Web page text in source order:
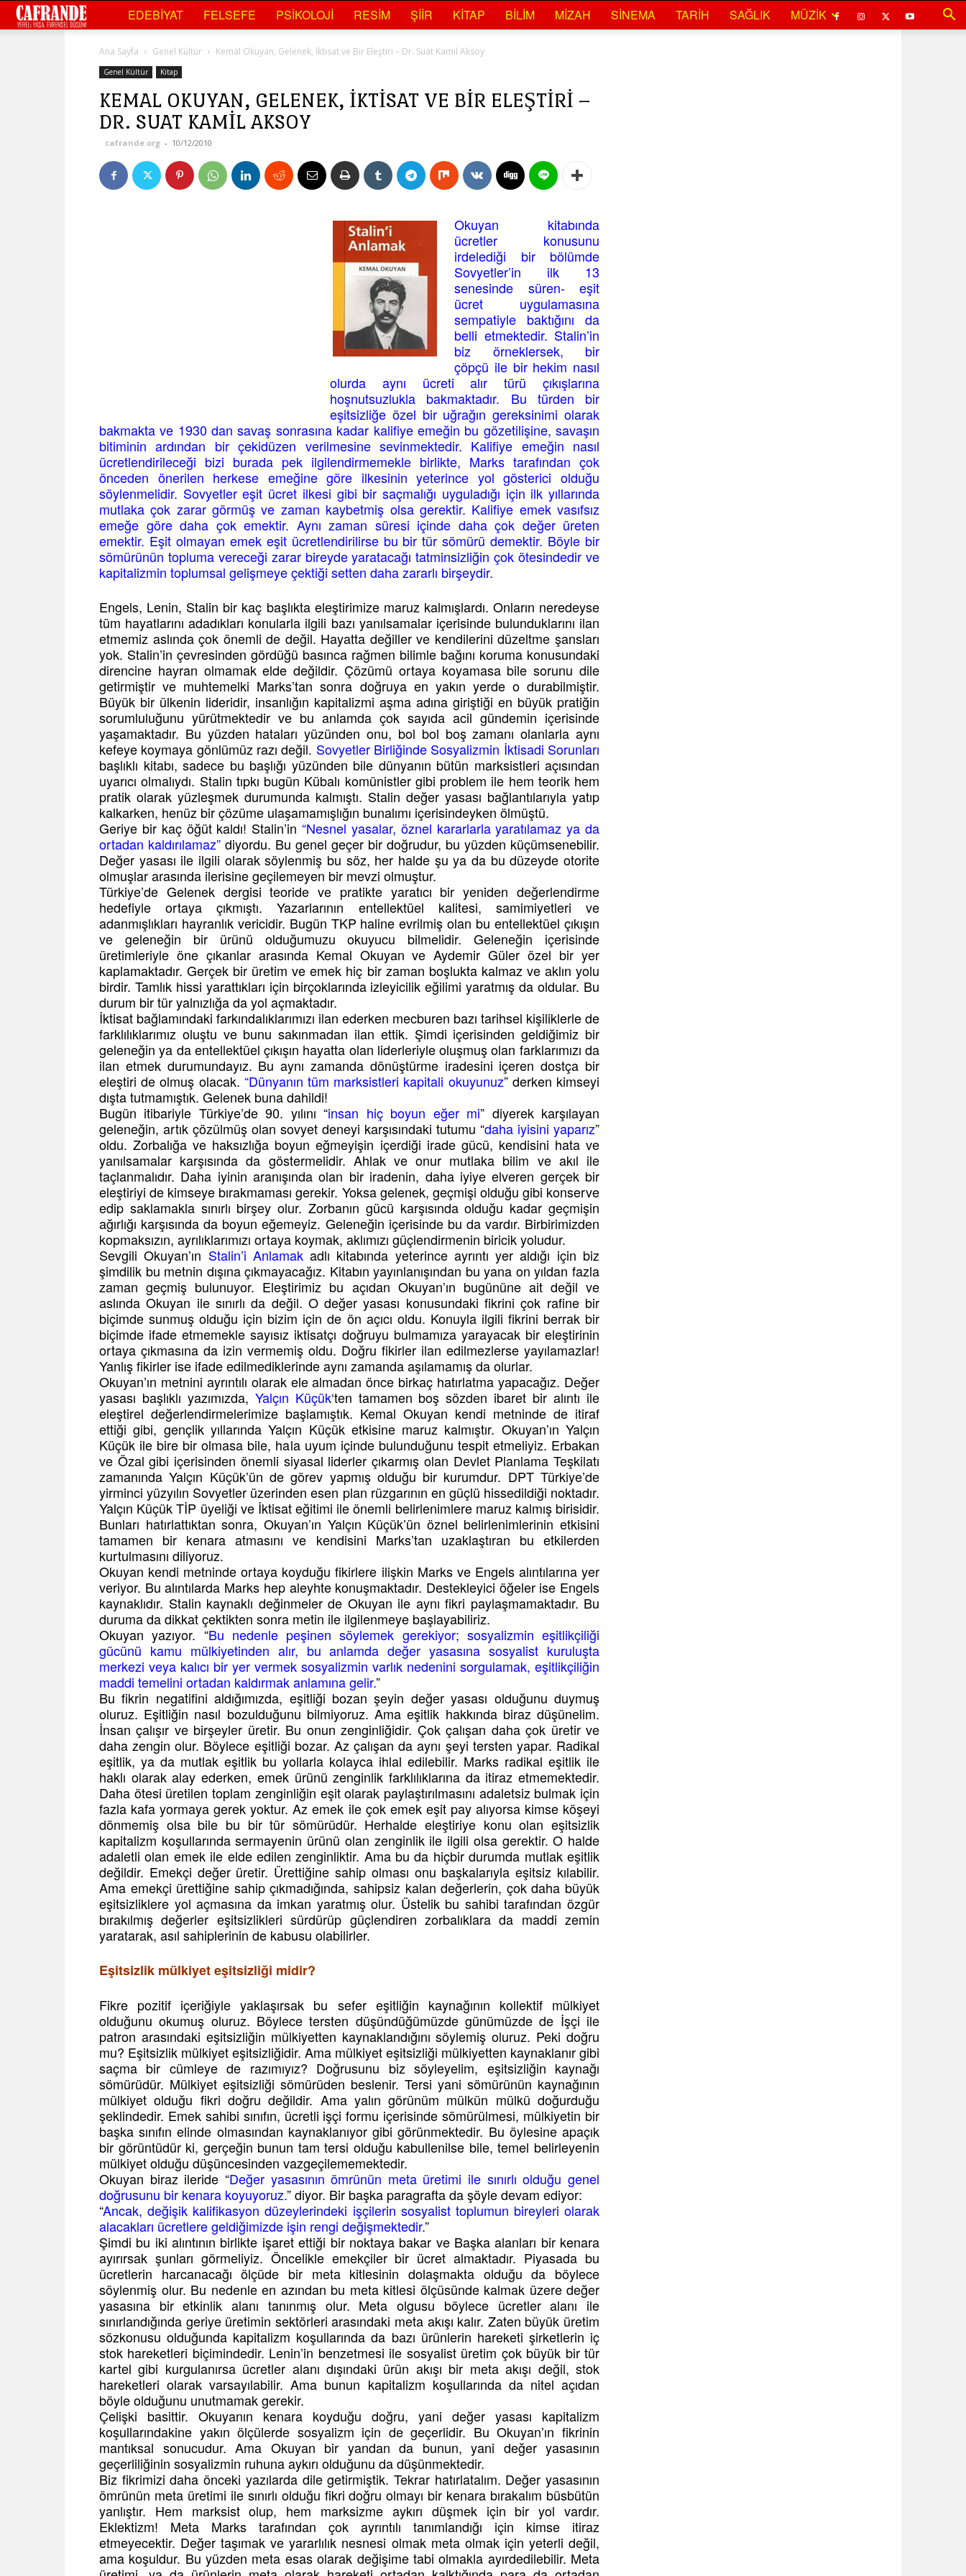
Cafrande
Sanat
EDEBIYAT FELSEFE PSIKOLOJI RESIM ŞIIR KITAP BILIM MIZAH SINEMA TARIH SAĞLIK MÜZIK
Ana Sayfa Genel Kültür Kemal Okuyan, Gelenek, İktisat ve Bir Eleştiri – Dr. Suat Kamil Aksoy
Genel Kültür Kitap
KEMAL OKUYAN, GELENEK, İKTISAT VE BIR ELEŞTIRI –
DR. SUAT KAMIL AKSOY
cafrande.org - 10/12/2010
Okuyan kitabında
ücretler konusunu
irdelediği bir bölümde
Sovyetler’in ilk 13
senesinde süren- eşit
ücret uygulamasına
sempatiyle baktığını da
belli etmektedir. Stalin’in
biz örneklersek, bir
çöpçü ile bir hekim nasıl
olurda aynı ücreti alır türü çıkışlarına
hoşnutsuzlukla bakmaktadır. Bu türden bir
eşitsizliğe özel bir uğrağın gereksinimi olarak
bakmakta ve 1930 dan savaş sonrasına kadar kalifiye emeğin bu gözetilişine, savaşın
bitiminin ardından bir çekidüzen verilmesine sevinmektedir. Kalifiye emeğin nasıl
ücretlendirileceği bizi burada pek ilgilendirmemekle birlikte, Marks tarafından çok
önceden önerilen herkese emeğine göre ilkesinin yeterince yol gösterici olduğu
söylenmelidir. Sovyetler eşit ücret ilkesi gibi bir saçmalığı uyguladığı için ilk yıllarında
mutlaka çok zarar görmüş ve zaman kaybetmiş olsa gerektir. Kalifiye emek vasıfsız
emeğe göre daha çok emektir. Aynı zaman süresi içinde daha çok değer üreten
emektir. Eşit olmayan emek eşit ücretlendirilirse bu bir tür sömürü demektir. Böyle bir
sömürünün topluma vereceği zarar bireyde yaratacağı tatminsizliğin çok ötesindedir ve
kapitalizmin toplumsal gelişmeye çektiği setten daha zararlı birşeydir.
Engels, Lenin, Stalin bir kaç başlıkta eleştirimize maruz kalmışlardı. Onların neredeyse
tüm hayatlarını adadıkları konularla ilgili bazı yanılsamalar içerisinde bulunduklarını ilan
etmemiz aslında çok önemli de değil. Hayatta değiller ve kendilerini düzeltme şansları
yok. Stalin’in çevresinden gördüğü basınca rağmen bilimle bağını koruma konusundaki
direncine hayran olmamak elde değildir. Çözümü ortaya koyamasa bile sorunu dile
getirmiştir ve muhtemelki Marks’tan sonra doğruya en yakın yerde o durabilmiştir.
Büyük bir ülkenin lideridir, insanlığın kapitalizmi aşma adına giriştiği en büyük pratiğin
sorumluluğunu yürütmektedir ve bu anlamda çok sayıda acil gündemin içerisinde
yaşamaktadır. Bu yüzden hataları yüzünden onu, bol bol boş zamanı olanlarla aynı
kefeye koymaya gönlümüz razı değil. Sovyetler Birliğinde Sosyalizmin İktisadi Sorunları
başlıklı kitabı, sadece bu başlığı yüzünden bile dünyanın bütün marksistleri açısından
uyarıcı olmalıydı. Stalin tıpkı bugün Kübalı komünistler gibi problem ile hem teorik hem
pratik olarak yüzleşmek durumunda kalmıştı. Stalin değer yasası bağlantılarıyla yatıp
kalkarken, henüz bir çözüme ulaşamamışlığın bunalımı içerisindeyken ölmüştü.
Geriye bir kaç öğüt kaldı! Stalin’in “Nesnel yasalar, öznel kararlarla yaratılamaz ya da
ortadan kaldırılamaz” diyordu. Bu genel geçer bir doğrudur, bu yüzden küçümsenebilir.
Değer yasası ile ilgili olarak söylenmiş bu söz, her halde şu ya da bu düzeyde otorite
olmuşlar arasında ilerisine geçilemeyen bir mevzi olmuştur.
Türkiye’de Gelenek dergisi teoride ve pratikte yaratıcı bir yeniden değerlendirme
hedefiyle ortaya çıkmıştı. Yazarlarının entellektüel kalitesi, samimiyetleri ve
adanmışlıkları hayranlık vericidir. Bugün TKP haline evrilmiş olan bu entellektüel çıkışın
ve geleneğin bir ürünü olduğumuzu okuyucu bilmelidir. Geleneğin içerisinde
üretimleriyle öne çıkanlar arasında Kemal Okuyan ve Aydemir Güler özel bir yer
kaplamaktadır. Gerçek bir üretim ve emek hiç bir zaman boşlukta kalmaz ve aklın yolu
birdir. Tamlık hissi yarattıkları için birçoklarında izleyicilik eğilimi yaratmış da oldular. Bu
durum bir tür yalnızlığa da yol açmaktadır.
İktisat bağlamındaki farkındalıklarımızı ilan ederken mecburen bazı tarihsel kişiliklerle de
farklılıklarımız oluştu ve bunu sakınmadan ilan ettik. Şimdi içerisinden geldiğimiz bir
geleneğin ya da entellektüel çıkışın hayatta olan liderleriyle oluşmuş olan farklarımızı da
ilan etmek durumundayız. Bu aynı zamanda dönüştürme iradesini içeren dostça bir
eleştiri de olmuş olacak. “Dünyanın tüm marksistleri kapitali okuyunuz” derken kimseyi
dışta tutmamıştık. Gelenek buna dahildi!
Bugün itibariyle Türkiye’de 90. yılını “insan hiç boyun eğer mi” diyerek karşılayan
geleneğin, artık çözülmüş olan sovyet deneyi karşısındaki tutumu “daha iyisini yaparız”
oldu. Zorbalığa ve haksızlığa boyun eğmeyişin içerdiği irade gücü, kendisini hata ve
yanılsamalar karşısında da göstermelidir. Ahlak ve onur mutlaka bilim ve akıl ile
taçlanmalıdır. Daha iyinin aranışında olan bir iradenin, daha iyiye elveren gerçek bir
eleştiriyi de kimseye bırakmaması gerekir. Yoksa gelenek, geçmişi olduğu gibi konserve
edip saklamakla sınırlı birşey olur. Zorbanın gücü karşısında olduğu kadar geçmişin
ağırlığı karşısında da boyun eğemeyiz. Geleneğin içerisinde bu da vardır. Birbirimizden
kopmaksızın, ayrılıklarımızı ortaya koymak, aklımızı güçlendirmenin biricik yoludur.
Sevgili Okuyan’ın Stalin’i Anlamakadlı kitabında yeterince ayrıntı yer aldığı için biz
şimdilik bu metnin dışına çıkmayacağız. Kitabın yayınlanışından bu yana on yıldan fazla
zaman geçmiş bulunuyor. Eleştirimiz bu açıdan Okuyan’ın bugününe ait değil ve
aslında Okuyan ile sınırlı da değil. O değer yasası konusundaki fikrini çok rafine bir
biçimde sunmuş olduğu için bizim için de ön açıcı oldu. Konuyla ilgili fikrini berrak bir
biçimde ifade etmemekle sayısız iktisatçı doğruyu bulmamıza yarayacak bir eleştirinin
ortaya çıkmasına da izin vermemiş oldu. Doğru fikirler ilan edilmezlerse yayılamazlar!
Yanlış fikirler ise ifade edilmediklerinde aynı zamanda aşılamamış da olurlar.
Okuyan’ın metnini ayrıntılı olarak ele almadan önce birkaç hatırlatma yapacağız. Değer
yasası başlıklı yazımızda, Yalçın Küçük‘ten tamamen boş sözden ibaret bir alıntı ile
eleştirel değerlendirmelerimize başlamıştık. Kemal Okuyan kendi metninde de itiraf
ettiği gibi, gençlik yıllarında Yalçın Küçük etkisine maruz kalmıştır. Okuyan’ın Yalçın
Küçük ile bire bir olmasa bile, hala uyum içinde bulunduğunu tespit etmeliyiz. Erbakan
ve Özal gibi içerisinden önemli siyasal liderler çıkarmış olan Devlet Planlama Teşkilatı
zamanında Yalçın Küçük’ün de görev yapmış olduğu bir kurumdur. DPT Türkiye’de
yirminci yüzyılın Sovyetler üzerinden esen plan rüzgarının en güçlü hissedildiği noktadır.
Yalçın Küçük TİP üyeliği ve İktisat eğitimi ile önemli belirlenimlere maruz kalmış birisidir.
Bunları hatırlattıktan sonra, Okuyan’ın Yalçın Küçük’ün öznel belirlenimlerinin etkisini
tamamen bir kenara atmasını ve kendisini Marks’tan uzaklaştıran bu etkilerden
kurtulmasını diliyoruz.
Okuyan kendi metninde ortaya koyduğu fikirlere ilişkin Marks ve Engels alıntılarına yer
veriyor. Bu alıntılarda Marks hep aleyhte konuşmaktadır. Destekleyici öğeler ise Engels
kaynaklıdır. Stalin kaynaklı değinmeler de Okuyan ile aynı fikri paylaşmamaktadır. Bu
duruma da dikkat çektikten sonra metin ile ilgilenmeye başlayabiliriz.
Okuyan yazıyor. “Bu nedenle peşinen söylemek gerekiyor; sosyalizmin eşitlikçiliği
gücünü kamu mülkiyetinden alır, bu anlamda değer yasasına sosyalist kuruluşta
merkezi veya kalıcı bir yer vermek sosyalizmin varlık nedenini sorgulamak, eşitlikçiliğin
maddi temelini ortadan kaldırmak anlamına gelir.”
Bu fikrin negatifini aldığımızda, eşitliği bozan şeyin değer yasası olduğunu duymuş
oluruz. Eşitliğin nasıl bozulduğunu bilmiyoruz. Ama eşitlik hakkında biraz düşünelim.
İnsan çalışır ve birşeyler üretir. Bu onun zenginliğidir. Çok çalışan daha çok üretir ve
daha zengin olur. Böylece eşitliği bozar. Az çalışan da aynı şeyi tersten yapar. Radikal
eşitlik, ya da mutlak eşitlik bu yollarla kolayca ihlal edilebilir. Marks radikal eşitlik ile
haklı olarak alay ederken, emek ürünü zenginlik farklılıklarına da itiraz etmemektedir.
Daha ötesi üretilen toplam zenginliğin eşit olarak paylaştırılmasını adaletsiz bulmak için
fazla kafa yormaya gerek yoktur. Az emek ile çok emek eşit pay alıyorsa kimse köşeyi
dönmemiş olsa bile bu bir tür sömürüdür. Herhalde eleştiriye konu olan eşitsizlik
kapitalizm koşullarında sermayenin ürünü olan zenginlik ile ilgili olsa gerektir. O halde
adaletli olan emek ile elde edilen zenginliktir. Ama bu da hiçbir durumda mutlak eşitlik
değildir. Emekçi değer üretir. Ürettiğine sahip olması onu başkalarıyla eşitsiz kılabilir.
Ama emekçi ürettiğine sahip çıkmadığında, sahipsiz kalan değerlerin, çok daha büyük
eşitsizliklere yol açmasına da imkan yaratmış olur. Üstelik bu sahibi tarafından özgür
bırakılmış değerler eşitsizlikleri sürdürüp güçlendiren zorbalıklara da maddi zemin
yaratarak, asıl sahiplerinin de kabusu olabilirler.
Eşitsizlik mülkiyet eşitsizliği midir?
Fikre pozitif içeriğiyle yaklaşırsak bu sefer eşitliğin kaynağının kollektif mülkiyet
olduğunu okumuş oluruz. Böylece tersten düşündüğümüzde günümüzde de İşçi ile
patron arasındaki eşitsizliğin mülkiyetten kaynaklandığını söylemiş oluruz. Peki doğru
mu? Eşitsizlik mülkiyet eşitsizliğidir. Ama mülkiyet eşitsizliği mülkiyetten kaynaklanır gibi
saçma bir cümleye de razımıyız? Doğrusunu biz söyleyelim, eşitsizliğin kaynağı
sömürüdür. Mülkiyet eşitsizliği sömürüden beslenir. Tersi yani sömürünün kaynağının
mülkiyet olduğu fikri doğru değildir. Ama yalın görünüm mülkün mülkü doğurduğu
şeklindedir. Emek sahibi sınıfın, ücretli işçi formu içerisinde sömürülmesi, mülkiyetin bir
başka sınıfın elinde olmasından kaynaklanıyor gibi görünmektedir. Bu öylesine apaçık
bir görüntüdür ki, gerçeğin bunun tam tersi olduğu kabullenilse bile, temel belirleyenin
mülkiyet olduğu düşüncesinden vazgeçilememektedir.
Okuyan biraz ileride “Değer yasasının ömrünün meta üretimi ile sınırlı olduğu genel
doğrusunu bir kenara koyuyoruz.” diyor. Bir başka paragrafta da şöyle devam ediyor:
“Ancak, değişik kalifikasyon düzeylerindeki işçilerin sosyalist toplumun bireyleri olarak
alacakları ücretlere geldiğimizde işin rengi değişmektedir.”
Şimdi bu iki alıntının birlikte işaret ettiği bir noktaya bakar ve Başka alanları bir kenara
ayırırsak şunları görmeliyiz. Öncelikle emekçiler bir ücret almaktadır. Piyasada bu
ücretlerin harcanacağı ölçüde bir meta kitlesinin dolaşmakta olduğu da böylece
söylenmiş olur. Bu nedenle en azından bu meta kitlesi ölçüsünde kalmak üzere değer
yasasına bir etkinlik alanı tanınmış olur. Meta olgusu böylece ücretler alanı ile
sınırlandığında geriye üretimin sektörleri arasındaki meta akışı kalır. Zaten büyük üretim
sözkonusu olduğunda kapitalizm koşullarında da bazı ürünlerin hareketi şirketlerin iç
stok hareketleri biçimindedir. Lenin’in benzetmesi ile sosyalist üretim çok büyük bir tür
kartel gibi kurgulanırsa ücretler alanı dışındaki ürün akışı bir meta akışı değil, stok
hareketleri olarak varsayılabilir. Ama bunun kapitalizm koşullarında da nitel açıdan
böyle olduğunu unutmamak gerekir.
Çelişki basittir. Okuyanın kenara koyduğu doğru, yani değer yasası kapitalizm
koşullarındakine yakın ölçülerde sosyalizm için de geçerlidir. Bu Okuyan’ın fikrinin
mantıksal sonucudur. Ama Okuyan bir yandan da bunun, yani değer yasasının
geçerliliğinin sosyalizmin ruhuna aykırı olduğunu da düşünmektedir.
Biz fikrimizi daha önceki yazılarda dile getirmiştik. Tekrar hatırlatalım. Değer yasasının
ömrünün meta üretimi ile sınırlı olduğu fikri doğru olmayı bir kenara bırakalım büsbütün
yanlıştır. Hem marksist olup, hem marksizme aykırı düşmek için bir yol vardır.
Eklektizm! Meta Marks tarafından çok ayrıntılı tanımlandığı için kimse itiraz
etmeyecektir. Değer taşımak ve yararlılık nesnesi olmak meta olmak için yeterli değil,
ama koşuldur. Bu yüzden meta esas olarak değişime tabi olmakla ayırdedilebilir. Meta